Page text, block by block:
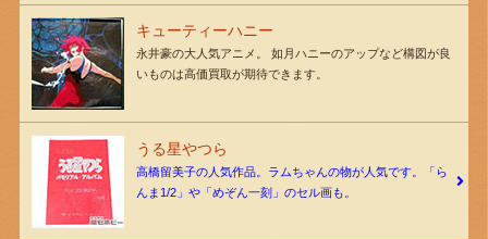
キューティーハニー
永井豪の大人気アニメ。 如月ハニーのアップなど構図が良
いものは高価買取が期待できます。
うる星やつら
高橋留美子の人気作品。ラムちゃんの物が人気です。「ら
んま1/2」や「めぞん一刻」のセル画も。